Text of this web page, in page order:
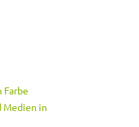
Farbe
Medien in